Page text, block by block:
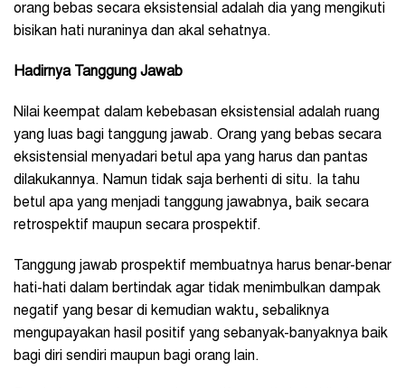
orang bebas secara eksistensial adalah dia yang mengikuti
bisikan hati nuraninya dan akal sehatnya.
Hadirnya Tanggung Jawab
Nilai keempat dalam kebebasan eksistensial adalah ruang
yang luas bagi tanggung jawab. Orang yang bebas secara
eksistensial menyadari betul apa yang harus dan pantas
dilakukannya. Namun tidak saja berhenti di situ. Ia tahu
betul apa yang menjadi tanggung jawabnya, baik secara
retrospektif maupun secara prospektif.
Tanggung jawab prospektif membuatnya harus benar-benar
hati-hati dalam bertindak agar tidak menimbulkan dampak
negatif yang besar di kemudian waktu, sebaliknya
mengupayakan hasil positif yang sebanyak-banyaknya baik
bagi diri sendiri maupun bagi orang lain.